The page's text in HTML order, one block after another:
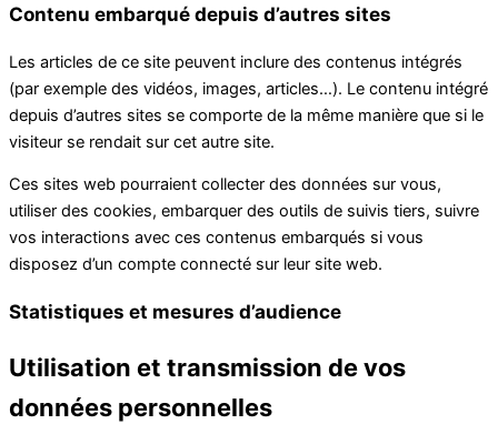
Contenu embarqué depuis d’autres sites
Les articles de ce site peuvent inclure des contenus intégrés
(par exemple des vidéos, images, articles…). Le contenu intégré
depuis d’autres sites se comporte de la même manière que si le
visiteur se rendait sur cet autre site.
Ces sites web pourraient collecter des données sur vous,
utiliser des cookies, embarquer des outils de suivis tiers, suivre
vos interactions avec ces contenus embarqués si vous
disposez d’un compte connecté sur leur site web.
Statistiques et mesures d’audience
Utilisation et transmission de vos
données personnelles